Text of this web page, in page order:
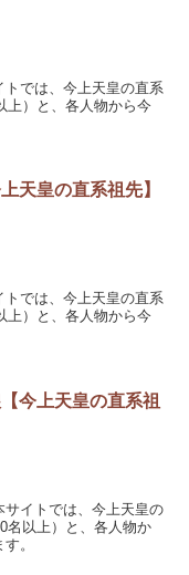
では、今上天皇の直系
上）と、各人物から今
天皇の直系祖先】
では、今上天皇の直系
上）と、各人物から今
今上天皇の直系祖
イトでは、今上天皇の
名以上）と、各人物か
。